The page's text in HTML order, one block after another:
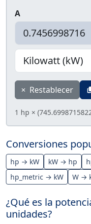
A
× Restablecer
1 hp ×
Conversiones
hp → kW kW → hp
hp_metric → kW
W →
¿Qué es la
unidades?